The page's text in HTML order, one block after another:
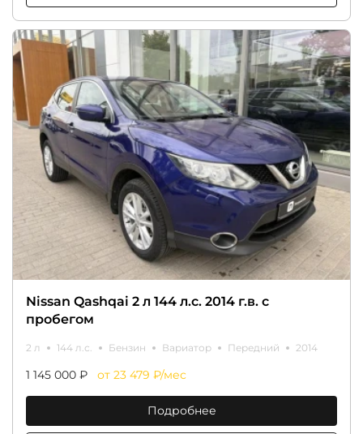
Nissan Qashqai 2 л 144 л.с. 2014 г.в. с
пробегом
2 л 144 л.с. Бензин Вариатор Передний 2014
1 145 000 ₽ от 23 479 ₽/мес
Подробнее